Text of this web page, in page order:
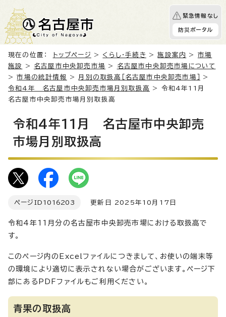
緊急情報なし
防災ポータル
現在の位置： トップページ > くらし・手続き >施設案内 > 市場
施設
> 名古屋市中央卸売市場 >
名古屋市中央卸売市場について
>市場の統計情報 > 月別の取扱高［名古屋市中央卸売市場］
>
令和4年 名古屋市中央卸売市場月別取扱高
> 令和4年11月
名古屋市中央卸売市場月別取扱高
令和4年11月 名古屋市中央卸売
市場月別取扱高
ページID 1016203 更新日 2025年10月17日
令和4年11月分の名古屋市中央卸売市場における取扱高で
す。
このページ内のExcelファイルにつきまして、お使いの端末等
の環境により適切に表示されない場合がございます。ページ下
部にあるPDFファイルもご利用ください。
青果の取扱高